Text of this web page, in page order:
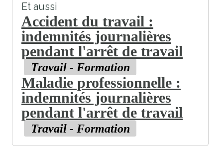
Et aussi
Accident du travail :
indemnités journalières
pendant l'arrêt de travail
Travail - Formation
Maladie professionnelle :
indemnités journalières
pendant l'arrêt de travail
Travail - Formation